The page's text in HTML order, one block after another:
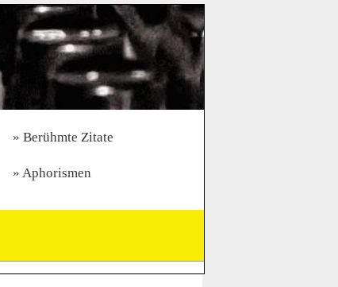
Berühmte Zitate
Aphorismen